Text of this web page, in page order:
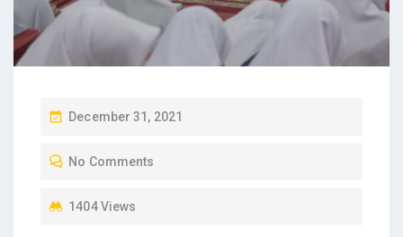
P
S
December 31, 2021
No Comments
1404 Views